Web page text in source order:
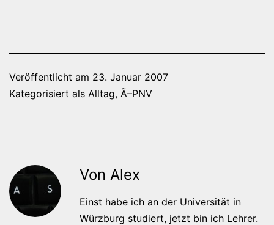
Veröffentlicht am 23. Januar 2007
Kategorisiert als Alltag, Ã–PNV
Von Alex
Einst habe ich an der Universität in
Würzburg studiert, jetzt bin ich Lehrer.